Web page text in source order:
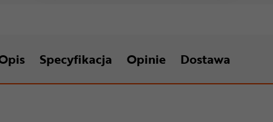
Specyfikacja Opinie Dostawa